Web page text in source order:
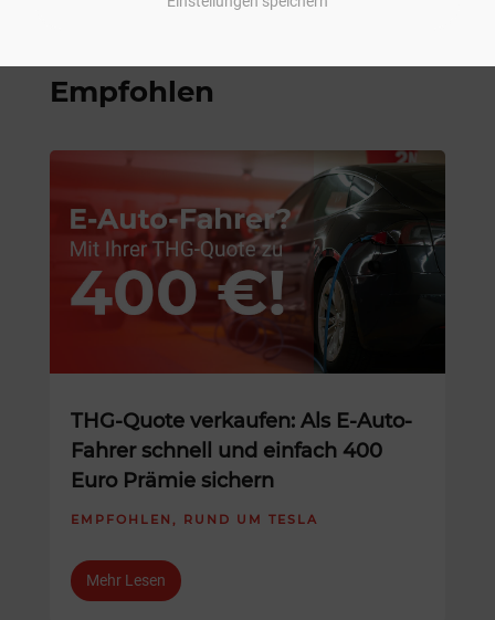
Empfohlen
THG-Quote verkaufen: Als E-Auto-
Fahrer schnell und einfach 400
Euro Prämie sichern
EMPFOHLEN , RUND UM TESLA
Mehr Lesen